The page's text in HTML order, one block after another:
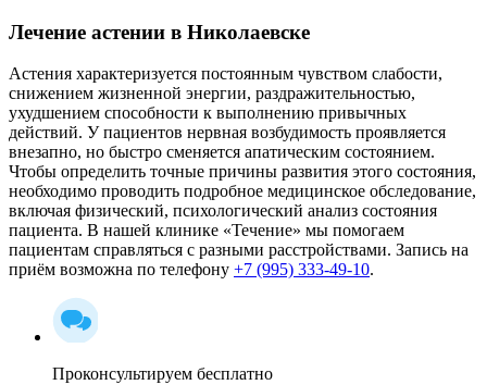
Лечение астении в Николаевске
Астения характеризуется постоянным чувством слабости,
снижением жизненной энергии, раздражительностью,
ухудшением способности к выполнению привычных
действий. У пациентов нервная возбудимость проявляется
внезапно, но быстро сменяется апатическим состоянием.
Чтобы определить точные причины развития этого состояния,
необходимо проводить подробное медицинское обследование,
включая физический, психологический анализ состояния
пациента. В нашей клинике «Течение» мы помогаем
пациентам справляться с разными расстройствами. Запись на
приём возможна по телефону +7 (995) 333-49-10.
Проконсультируем бесплатно